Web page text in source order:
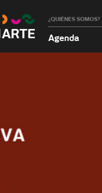
¿QUIÉNES SOMOS?
Agenda